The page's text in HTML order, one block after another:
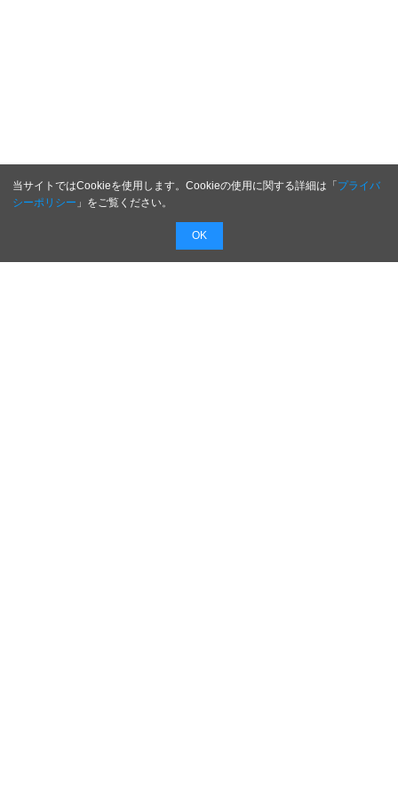
当サイトではCookieを使用します。Cookieの使用に関する詳細は「プライバ
シーポリシー 」をご覧ください。
OK